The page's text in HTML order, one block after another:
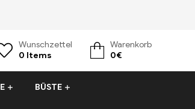
Wunschzettel
0 Items
Warenkorb
0€
BÜSTE